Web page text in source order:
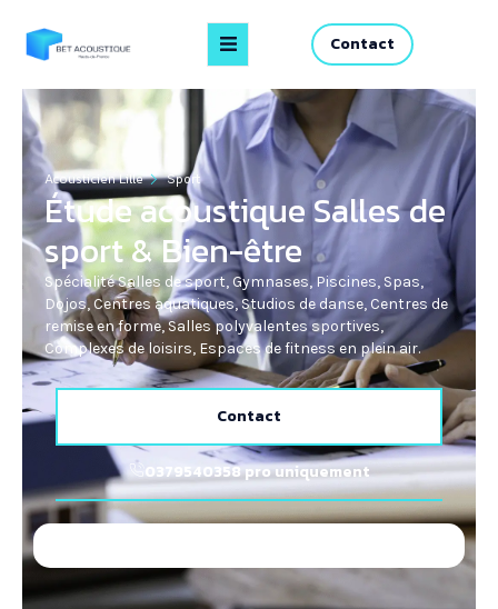
Contact
Acousticien Lille Sport
Étude acoustique Salles de
sport & Bien-être
Spécialité Salles de sport, Gymnases, Piscines, Spas,
Dojos, Centres aquatiques, Studios de danse, Centres de
remise en forme, Salles polyvalentes sportives,
Complexes de loisirs, Espaces de fitness en plein air.
Contact
0379540358 pro uniquement